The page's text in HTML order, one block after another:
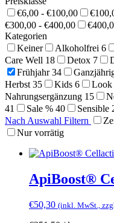
€6,00 - €100,00
€300,00 - €400,00
Kategorien
Keiner
Alkoholfrei 6
Care Well 18 Detox 7
Frühjahr34
Herbst 35 Kids 6 Look
Nahrungsergänzung 15
41
Sale % 40 Sensible
Nach Auswahl Filtern
Nur vorrätig
ApiBoost®
€50,30 (inkl. MwSt.,